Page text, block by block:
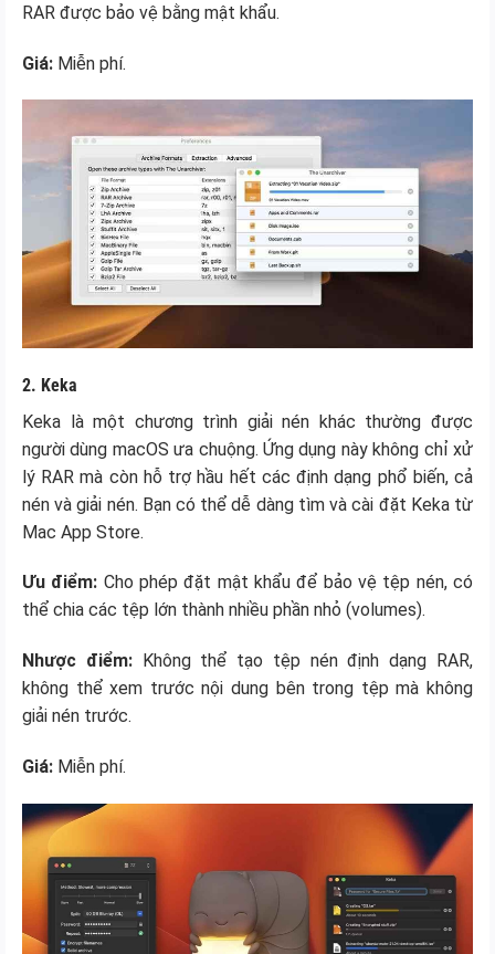
RAR được bảo vệ bằng mật khẩu.
Giá: Miễn phí.
2. Keka
Keka là một chương trình giải nén khác thường được
người dùng macOS ưa chuộng. Ứng dụng này không chỉ xử
lý RAR mà còn hỗ trợ hầu hết các định dạng phổ biến, cả
nén và giải nén. Bạn có thể dễ dàng tìm và cài đặt Keka từ
Mac App Store.
Ưu điểm: Cho phép đặt mật khẩu để bảo vệ tệp nén, có
thể chia các tệp lớn thành nhiều phần nhỏ (volumes).
Nhược điểm: Không thể tạo tệp nén định dạng RAR,
không thể xem trước nội dung bên trong tệp mà không
giải nén trước.
Giá: Miễn phí.